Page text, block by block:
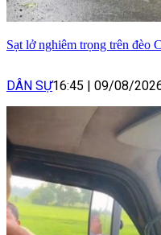
Sạt lở nghiêm trọng trên đèo
DÂN SỰ16:45 09/08/